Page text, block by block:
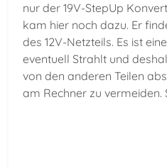
nur der 19V-StepUp
kam hier noch dazu. Er
des 12V-Netzteils. Es ist
eventuell Strahlt und
von den anderen Teilen
am Rechner zu vermeiden.